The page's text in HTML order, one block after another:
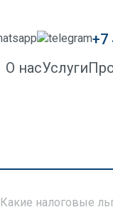
+7
О насУслуги
Какие налоговые